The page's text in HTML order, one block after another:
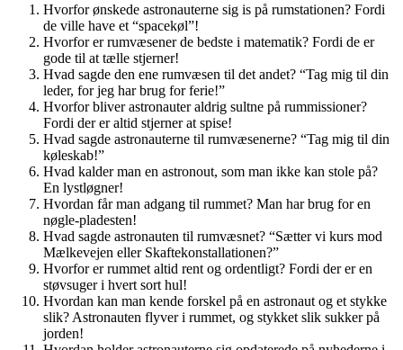
Hvorfor ønskede astronauterne sig is på rumstationen? Fordi
de ville have et “spacekøl”!
Hvorfor er rumvæsener de bedste i matematik? Fordi de er
gode til at tælle stjerner!
Hvad sagde den ene rumvæsen til det andet? “Tag mig til din
leder, for jeg har brug for ferie!”
Hvorfor bliver astronauter aldrig sultne på rummissioner?
Fordi der er altid stjerner at spise!
Hvad sagde astronauterne til rumvæsenerne? “Tag mig til din
køleskab!”
Hvad kalder man en astronout, som man ikke kan stole på?
En lystløgner!
Hvordan får man adgang til rummet? Man har brug for en
nøgle-pladesten!
Hvad sagde astronauten til rumvæsnet? “Sætter vi kurs mod
Mælkevejen eller Skaftekonstallationen?”
Hvorfor er rummet altid rent og ordentligt? Fordi der er en
støvsuger i hvert sort hul!
Hvordan kan man kende forskel på en astronaut og et stykke
slik? Astronauten flyver i rummet, og stykket slik sukker på
jorden!